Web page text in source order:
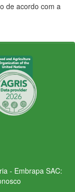
de acordo com a
- Embrapa SAC: